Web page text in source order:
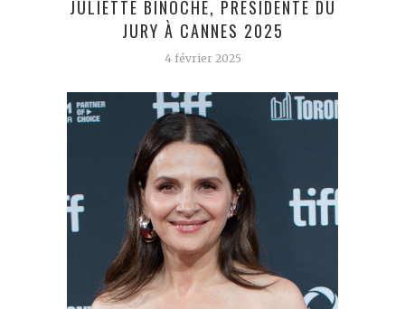
JULIETTE BINOCHE, PRÉSIDENTE DU
JURY À CANNES 2025
4 février 2025